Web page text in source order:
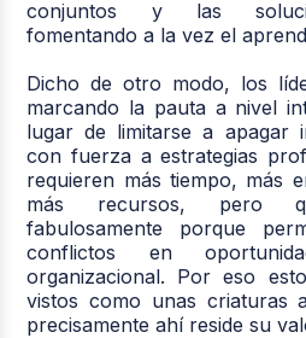
conjuntos y las
fomentando a la vez el
Dicho de otro modo, los
marcando la pauta a nivel
lugar de limitarse a apagar
con fuerza a estrategias
requieren más tiempo, más
más recursos, pero
fabulosamente porque
conflictos en
organizacional. Por eso
vistos como unas criaturas
precisamente ahí reside su